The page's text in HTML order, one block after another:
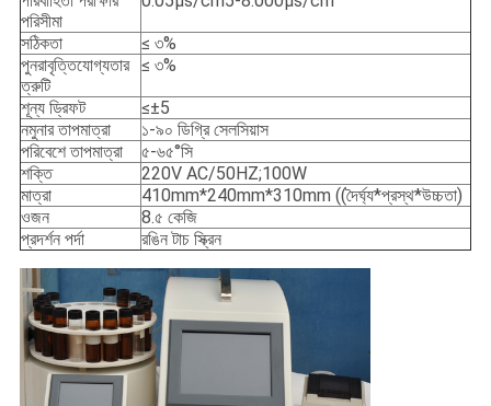
পরিসীমা
সঠিকতা
≤ ৩%
পুনরাবৃত্তিযোগ্যতার
ত্রুটি
≤ ৩%
শূন্য ড্রিফট
≤±5
নমুনার তাপমাত্রা
১-৯০ ডিগ্রি সেলসিয়াস
পরিবেশে তাপমাত্রা
৫-৬৫°সি
শক্তি
220V AC/50HZ;100W
মাত্রা
410mm*240mm*310mm ((দৈর্ঘ্য*প্রস্থ*উচ্চতা)
ওজন
8.৫ কেজি
প্রদর্শন পর্দা
রঙিন টাচ স্ক্রিন